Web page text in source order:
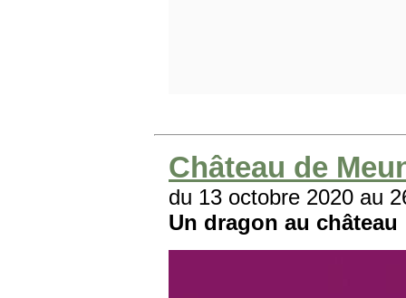
Château de
du 13 octobre 2020 au
Un dragon au château